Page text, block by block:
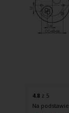
4.8 z 5
Na podstawie